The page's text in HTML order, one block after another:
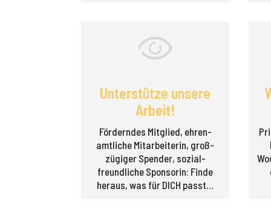
Unterstütze unsere
Arbeit!
Förderndes Mitglied, ehren­
amtliche Mitarbeiterin, groß­
zügiger Spender, sozial­
freundliche Sponsorin: Finde
heraus, was für DICH passt…